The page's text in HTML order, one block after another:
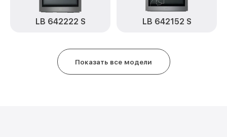
LB 642222 S LB 642152 S
Показать все модели